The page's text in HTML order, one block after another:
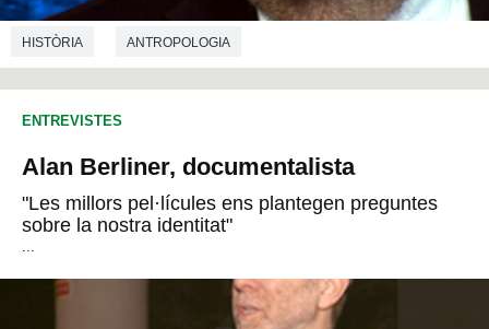
HISTÒRIA ANTROPOLOGIA
ENTREVISTES
Alan Berliner, documentalista
"Les millors pel·lícules ens plantegen preguntes
sobre la nostra identitat"
...